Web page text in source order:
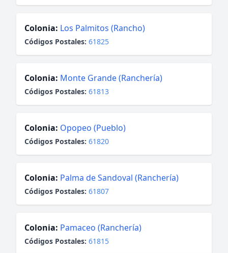
Colonia: Los Palmitos (Rancho)
Códigos Postales: 61825
Colonia: Monte Grande (Ranchería)
Códigos Postales: 61813
Colonia: Opopeo (Pueblo)
Códigos Postales: 61820
Colonia: Palma de Sandoval (Ranchería)
Códigos Postales: 61807
Colonia: Pamaceo (Ranchería)
Códigos Postales: 61815